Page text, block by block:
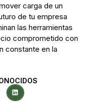
carga de un
de tu empresa
las herramientas
comprometido con
constante en la